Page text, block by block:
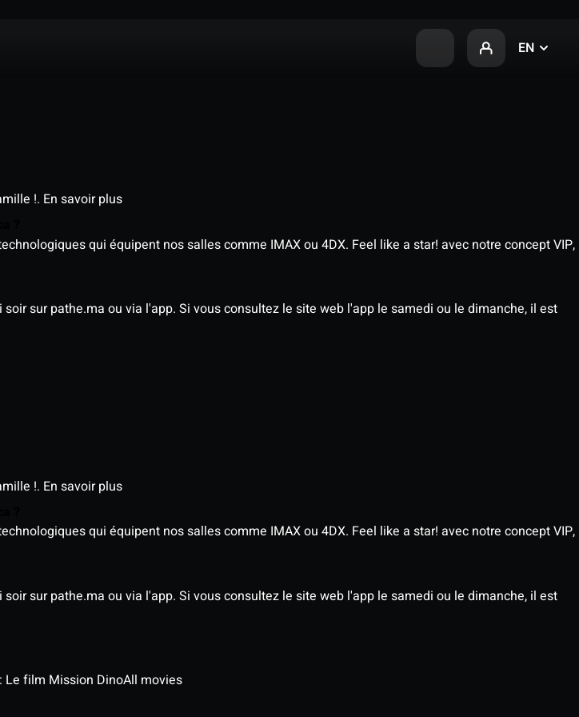
EN
!. En savoir plus
qui équipent nos salles comme IMAX ou 4DX. Feel like a star! avec notre concept VIP,
sur pathe.ma ou via l'app. Si vous consultez le site web l'app le samedi ou le dimanche, il est
!. En savoir plus
qui équipent nos salles comme IMAX ou 4DX. Feel like a star! avec notre concept VIP,
sur pathe.ma ou via l'app. Si vous consultez le site web l'app le samedi ou le dimanche, il est
Le film Mission DinoAll movies